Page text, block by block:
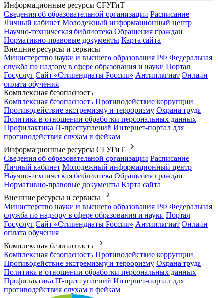
Информационные ресурсы СГУГиТ
Сведения об образовательной организации Расписание
Личный кабинет Молодежный информационный центр
Научно-техническая библиотека Обращения граждан
Нормативно-правовые документы Карта сайта
Внешние ресурсы и сервисы
Министерство науки и высшего образования РФ Федеральная
служба по надзору в сфере образования и науки Портал
Госуслуг Сайт «Стипендиаты России» Антиплагиат Онлайн
оплата обучения
Комплексная безопасность
Комплексная безопасность Противодействие коррупции
Противодействие экстремизму и терроризму Охрана труда
Политика в отношении обработки персональных данных
Профилактика IT-преступлений Интернет-портал для
противодействия слухам и фейкам
Информационные ресурсы СГУГиТ
Сведения об образовательной организации Расписание
Личный кабинет Молодежный информационный центр
Научно-техническая библиотека Обращения граждан
Нормативно-правовые документы Карта сайта
Внешние ресурсы и сервисы
Министерство науки и высшего образования РФ Федеральная
служба по надзору в сфере образования и науки Портал
Госуслуг Сайт «Стипендиаты России» Антиплагиат Онлайн
оплата обучения
Комплексная безопасность
Комплексная безопасность Противодействие коррупции
Противодействие экстремизму и терроризму Охрана труда
Политика в отношении обработки персональных данных
Профилактика IT-преступлений Интернет-портал для
противодействия слухам и фейкам